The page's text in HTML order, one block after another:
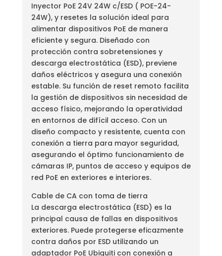
Inyector PoE 24V 24W c/ESD ( POE-24-
24W), y resetes la solución ideal para
alimentar dispositivos PoE de manera
eficiente y segura. Diseñado con
protección contra sobretensiones y
descarga electrostática (ESD), previene
daños eléctricos y asegura una conexión
estable. Su función de reset remoto facilita
la gestión de dispositivos sin necesidad de
acceso físico, mejorando la operatividad
en entornos de difícil acceso. Con un
diseño compacto y resistente, cuenta con
conexión a tierra para mayor seguridad,
asegurando el óptimo funcionamiento de
cámaras IP, puntos de acceso y equipos de
red PoE en exteriores e interiores.
Cable de CA con toma de tierra
La descarga electrostática (ESD) es la
principal causa de fallas en dispositivos
exteriores. Puede protegerse eficazmente
contra daños por ESD utilizando un
adaptador PoE Ubiquiti con conexión a